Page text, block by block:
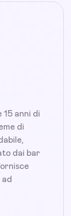
anni di
di
dai bar